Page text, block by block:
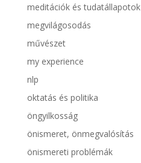
meditációk és tudatállapotok
megvilágosodás
művészet
my experience
nlp
oktatás és politika
öngyilkosság
önismeret, önmegvalósítás
önismereti problémák